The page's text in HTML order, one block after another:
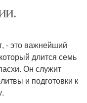
- это важнейший
длится семь
Он служит
и подготовки к